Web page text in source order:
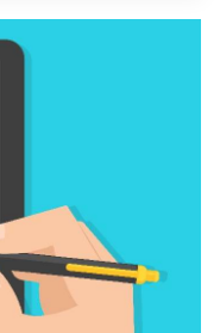
en in
moet je
dit artikel wat jij